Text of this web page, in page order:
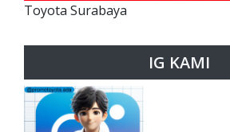
Toyota Surabaya
IG KAMI